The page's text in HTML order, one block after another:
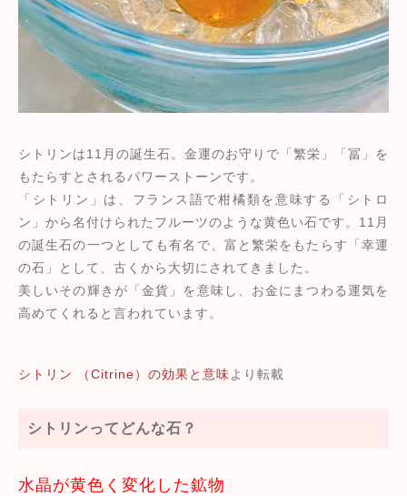
シトリンは11月の誕生石。金運のお守りで「繁栄」「冨」を
もたらすとされるパワーストーンです。
「シトリン」は、フランス語で柑橘類を意味する「シトロ
ン」から名付けられたフルーツのような黄色い石です。11月
の誕生石の一つとしても有名で、富と繁栄をもたらす「幸運
の石」として、古くから大切にされてきました。
美しいその輝きが「金貨」を意味し、お金にまつわる運気を
高めてくれると言われています。
シトリン （Citrine）の効果と意味より転載
シトリンってどんな石？
水晶が黄色く変化した鉱物